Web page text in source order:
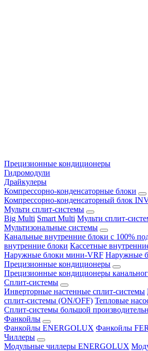
Прецизионные кондиционеры
Гидромодули
Драйкулеры
Компрессорно-конденсаторные блоки
Компрессорно-конденсаторный блок
Мульти сплит-системы
Big Multi Smart Multi Мульти сплит-
Мультизональные системы
Канальные внутренние блоки с 100%
внутренние блоки Кассетные
Наружные блоки мини-VRF Наружные
Прецизионные кондиционеры
Прецизионные кондиционеры
Сплит-системы
Инверторные настенные сплит-системы
сплит-системы (ON/OFF) Тепловые
Сплит-системы большой
Фанкойлы
Фанкойлы ENERGOLUX Фанкойлы
Чиллеры
Модульные чиллеры ENERGOLUX